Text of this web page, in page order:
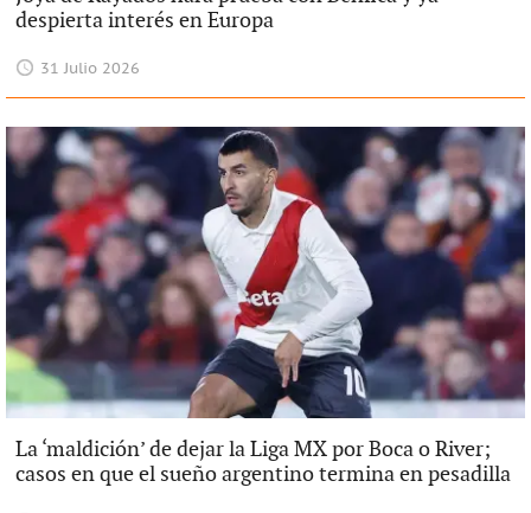
despierta interés en Europa
31 Julio 2026
La ‘maldición’ de dejar la Liga MX por Boca o River;
casos en que el sueño argentino termina en pesadilla